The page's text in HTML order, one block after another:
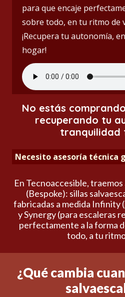
para que encaje
sobre todo, en tu ritmo de
¡Recupera tu autonomía,
hogar!
No estás
recuperando tu
tranquilidad
Necesito asesoría técnica
En Tecnoaccesible,
(Bespoke): sillas
fabricadas a medida Infinity
y Synergy (para escaleras
perfectamente a la forma
todo, a tu
¿Qué cambia